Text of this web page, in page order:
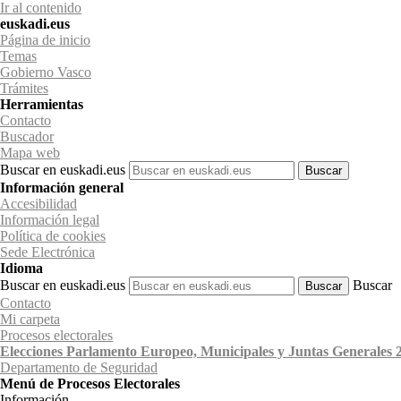
Ir al contenido
euskadi.eus
Página de inicio
Temas
Gobierno Vasco
Trámites
Herramientas
Contacto
Buscador
Mapa web
Buscar en euskadi.eus
Información general
Accesibilidad
Información legal
Política de cookies
Sede Electrónica
Idioma
Buscar en euskadi.eus
Buscar
Contacto
Mi carpeta
Procesos electorales
Elecciones Parlamento Europeo, Municipales y Juntas Generales
Departamento de Seguridad
Menú de Procesos Electorales